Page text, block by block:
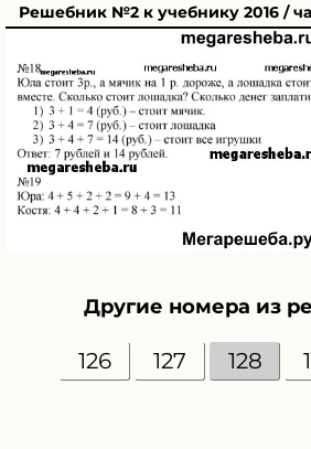
Решебник №2 к учебнику 2016 /
Другие номера из
126 127 128